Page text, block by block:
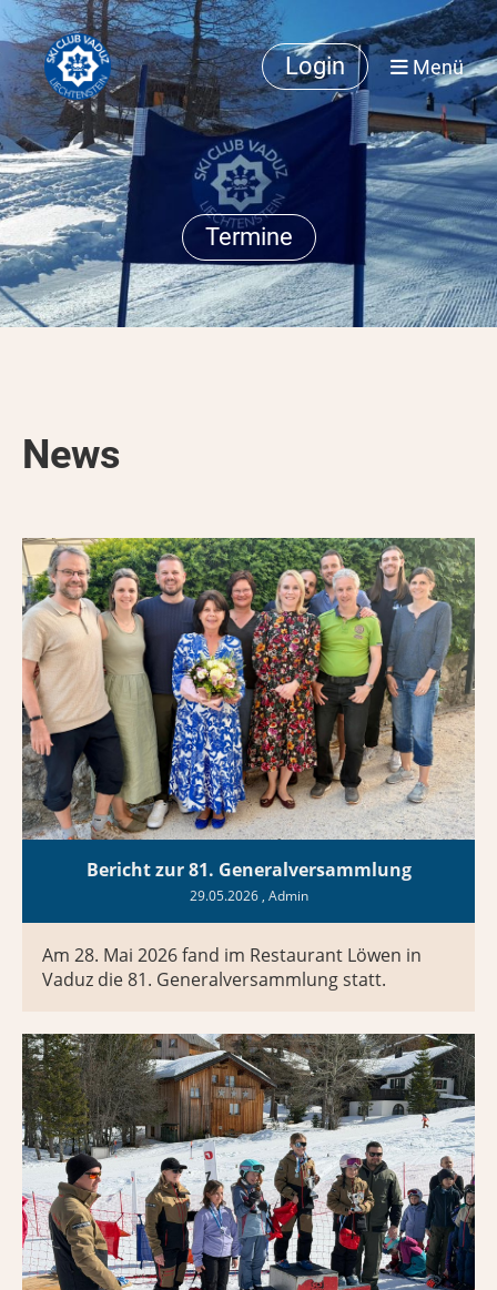
Login Menü
Termine
News
Bericht zur 81. Generalversammlung
29.05.2026, Admin
Am 28. Mai 2026 fand im Restaurant Löwen in
Vaduz die 81. Generalversammlung statt.